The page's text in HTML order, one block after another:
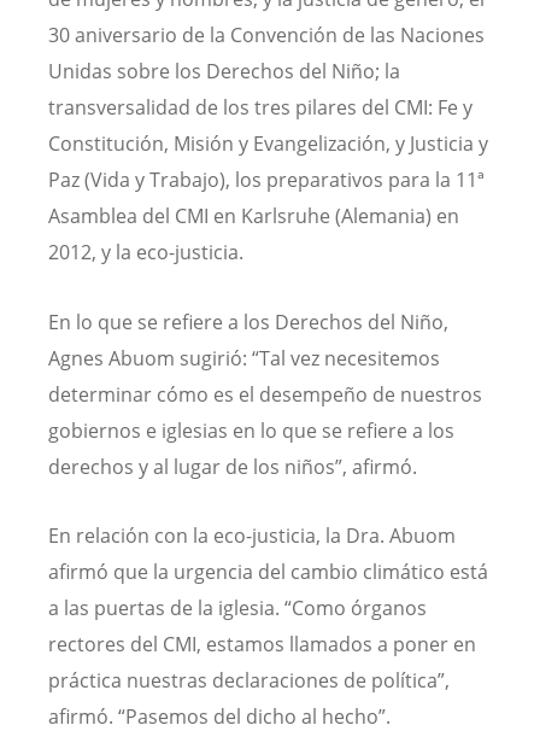
30 aniversario de la Convención de las Naciones
Unidas sobre los Derechos del Niño; la
transversalidad de los tres pilares del CMI: Fe y
Constitución, Misión y Evangelización, y Justicia y
Paz (Vida y Trabajo), los preparativos para la 11ª
Asamblea del CMI en Karlsruhe (Alemania) en
2012, y la eco-justicia.
En lo que se refiere a los Derechos del Niño,
Agnes Abuom sugirió: “Tal vez necesitemos
determinar cómo es el desempeño de nuestros
gobiernos e iglesias en lo que se refiere a los
derechos y al lugar de los niños”, afirmó.
En relación con la eco-justicia, la Dra. Abuom
afirmó que la urgencia del cambio climático está
a las puertas de la iglesia. “Como órganos
rectores del CMI, estamos llamados a poner en
práctica nuestras declaraciones de política”,
afirmó. “Pasemos del dicho al hecho”.